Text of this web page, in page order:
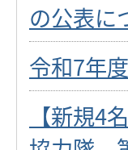
の公表に
令和7年
【新規